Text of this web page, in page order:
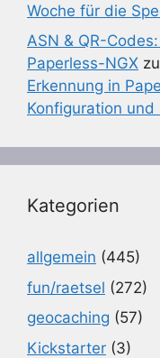
Woche für die
ASN & QR-
Paperless-NGX zu
Erkennung in
Konfiguration und
Kategorien
allgemein (445)
fun/raetsel (272)
geocaching (57)
Kickstarter (3)